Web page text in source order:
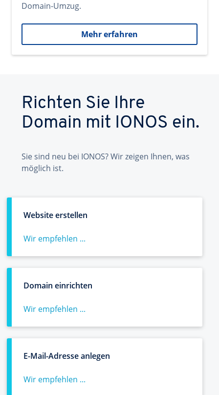
Domain-Umzug.
Mehr erfahren
Richten Sie Ihre
Domain mit IONOS ein.
Sie sind neu bei IONOS? Wir zeigen Ihnen, was
möglich ist.
Website erstellen
Wir empfehlen ...
Domain einrichten
Wir empfehlen ...
E-Mail-Adresse anlegen
Wir empfehlen ...